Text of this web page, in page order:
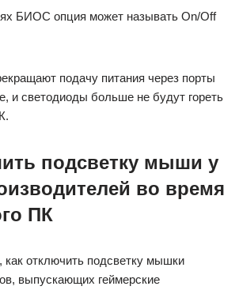
БИОС опция может называть On/Off
подачу питания через порты
и светодиоды больше не будут гореть
подсветку мыши у
во время
ПК
отключить подсветку мышки
выпускающих геймерские